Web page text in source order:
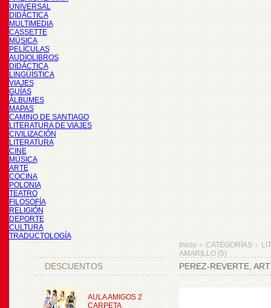
UNIVERSAL
DIDÁCTICA
MULTIMEDIA
CASSETTE
MÚSICA
PELÍCULAS
AUDIOLIBROS
DIDÁCTICA
LINGÜÍSTICA
VIAJES
GUÍAS
ÁLBUMES
MAPAS
CAMINO DE SANTIAGO
LITERATURA DE VIAJES
CIVILIZACIÓN
LITERATURA
CINE
MÚSICA
ARTE
COCINA
POLONIA
TEATRO
FILOSOFÍA
RELIGIÓN
DEPORTE
CULTURA
TRADUCTOLOGÍA
DESCUENTOS
AULA AMIGOS 2
CARPETA
Inicio > CATEGORÍAS >
AMARILLO (5)
PEREZ-REVERTE,